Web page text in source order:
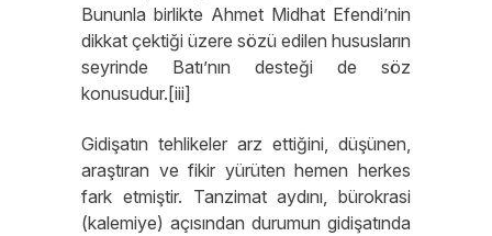
Bununla birlikte Ahmet Midhat Efendi’nin
dikkat çektiği üzere sözü edilen hususların
seyrinde Batı’nın desteği de söz
konusudur.[iii]
Gidişatın tehlikeler arz ettiğini, düşünen,
araştıran ve fikir yürüten hemen herkes
fark etmiştir. Tanzimat aydını, bürokrasi
(kalemiye) açısından durumun gidişatında